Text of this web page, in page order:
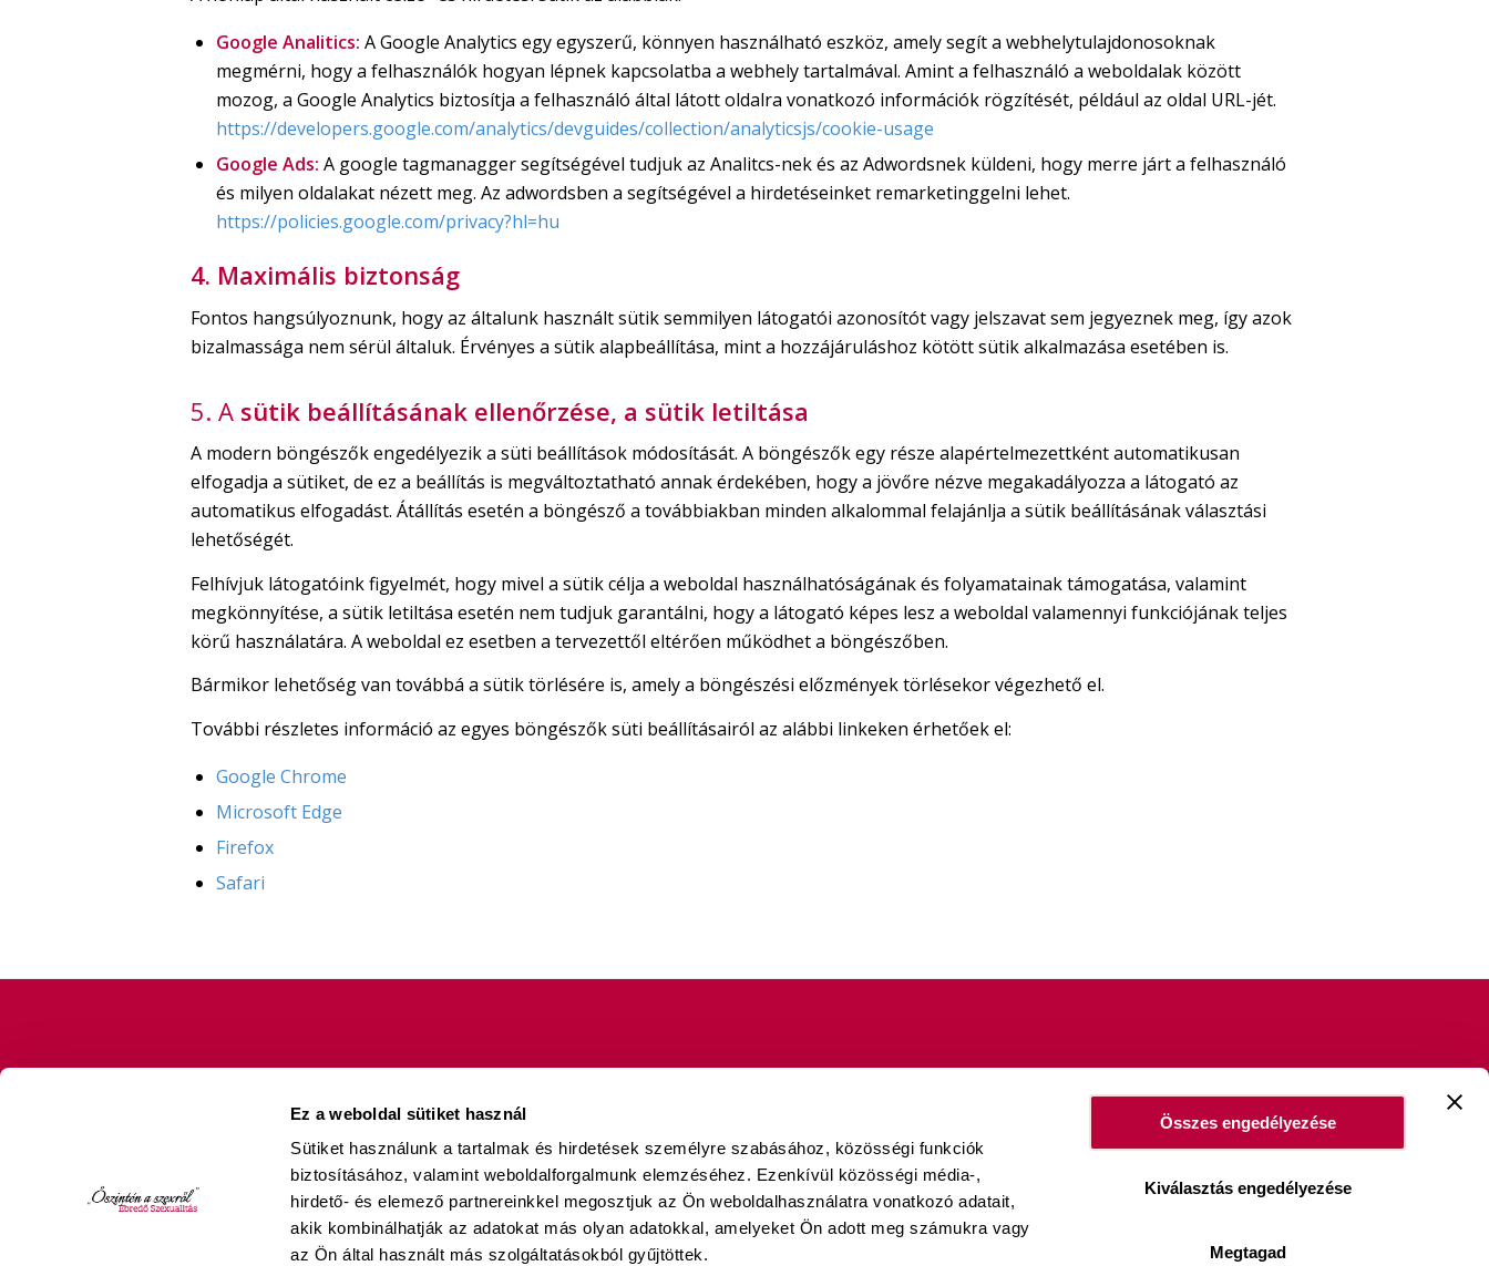
Ez a weboldal sütiket használ
Sütiket használunk a tartalmak és hirdetések személyre szabásához, közösségi funkciók
biztosításához, valamint weboldalforgalmunk elemzéséhez. Ezenkívül közösségi média-,
hirdető- és elemező partnereinkkel megosztjuk az Ön weboldalhasználatra vonatkozó adatait,
akik kombinálhatják az adatokat más olyan adatokkal, amelyeket Ön adott meg számukra vagy
az Ön által használt más szolgáltatásokból gyűjtöttek.
Összes engedélyezése
Kiválasztás engedélyezése
Megtagad
Google Analitics: A Google Analytics egy egyszerű, könnyen használható eszköz, amely segít a webhelytulajdonosoknak
megmérni, hogy a felhasználók hogyan lépnek kapcsolatba a webhely tartalmával. Amint a felhasználó a weboldalak között
mozog, a Google Analytics biztosítja a felhasználó által látott oldalra vonatkozó információk rögzítését, például az oldal URL-jét.
https://developers.google.com/analytics/devguides/collection/analyticsjs/cookie-usage
Google Ads: A google tagmanagger segítségével tudjuk az Analitcs-nek és az Adwordsnek küldeni, hogy merre járt a felhasználó
és milyen oldalakat nézett meg. Az adwordsben a segítségével a hirdetéseinket remarketinggelni lehet.
https://policies.google.com/privacy?hl=hu
4. Maximális biztonság
Fontos hangsúlyoznunk, hogy az általunk használt sütik semmilyen látogatói azonosítót vagy jelszavat sem jegyeznek meg, így azok
bizalmassága nem sérül általuk. Érvényes a sütik alapbeállítása, mint a hozzájáruláshoz kötött sütik alkalmazása esetében is.
5. A sütik beállításának ellenőrzése, a sütik letiltása
A modern böngészők engedélyezik a süti beállítások módosítását. A böngészők egy része alapértelmezettként automatikusan
elfogadja a sütiket, de ez a beállítás is megváltoztatható annak érdekében, hogy a jövőre nézve megakadályozza a látogató az
automatikus elfogadást. Átállítás esetén a böngésző a továbbiakban minden alkalommal felajánlja a sütik beállításának választási
lehetőségét.
Felhívjuk látogatóink figyelmét, hogy mivel a sütik célja a weboldal használhatóságának és folyamatainak támogatása, valamint
megkönnyítése, a sütik letiltása esetén nem tudjuk garantálni, hogy a látogató képes lesz a weboldal valamennyi funkciójának teljes
körű használatára. A weboldal ez esetben a tervezettől eltérően működhet a böngészőben.
Bármikor lehetőség van továbbá a sütik törlésére is, amely a böngészési előzmények törlésekor végezhető el.
További részletes információ az egyes böngészők süti beállításairól az alábbi linkeken érhetőek el:
Google Chrome
Microsoft Edge
Firefox
Safari
Liliverzum Kft. 2026 © Copyright - PoliLili, Ébredő Szexualitás - Minden jog fenntartva!
ÁSZF
Adatkezelési tájékoztató